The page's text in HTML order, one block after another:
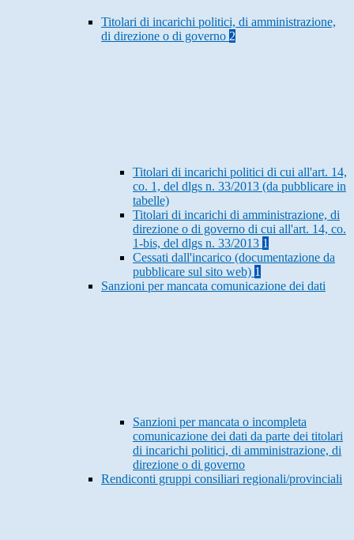
Titolari di incarichi politici, di amministrazione,
di direzione o di governo 2
Titolari di incarichi politici di cui all'art. 14,
co. 1, del dlgs n. 33/2013 (da pubblicare in
tabelle)
Titolari di incarichi di amministrazione, di
direzione o di governo di cui all'art. 14, co.
1-bis, del dlgs n. 33/2013 1
Cessati dall'incarico (documentazione da
pubblicare sul sito web) 1
Sanzioni per mancata comunicazione dei dati
Sanzioni per mancata o incompleta
comunicazione dei dati da parte dei titolari
di incarichi politici, di amministrazione, di
direzione o di governo
Rendiconti gruppi consiliari regionali/provinciali